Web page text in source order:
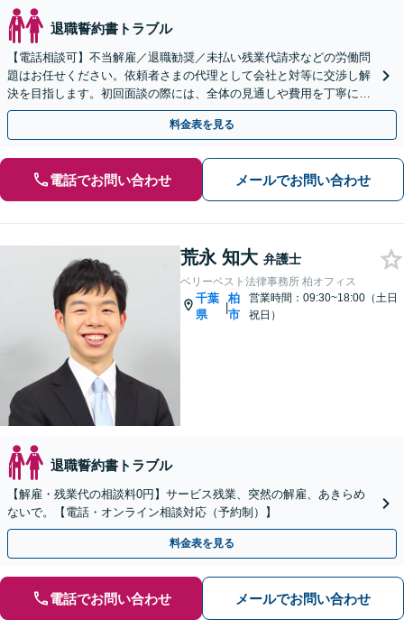
退職誓約書トラブル
【電話相談可】不当解雇／退職勧奨／未払い残業代請求などの労働問
題はお任せください。依頼者さまの代理として会社と対等に交渉し解
決を目指します。初回面談の際には、全体の見通しや費用を丁寧にご
説明します【柏駅5分】
料金表を見る
電話でお問い合わせ メールでお問い合わせ
荒永 知大 弁護士
ベリーベスト法律事務所 柏オフィス
千葉
県
|
柏
市
営業時間：09:30~18:00（土日
祝日）
退職誓約書トラブル
【解雇・残業代の相談料0円】サービス残業、突然の解雇、あきらめ
ないで。【電話・オンライン相談対応（予約制）】
料金表を見る
電話でお問い合わせ メールでお問い合わせ